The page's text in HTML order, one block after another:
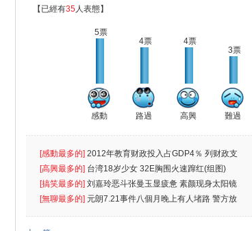
【已經有35人表態】
5票
感動
4票
路過
4票
高興
3票
難過
[感動最多的] 2012年教育财政投入占GDP4％ 列财政支
出首位
[高興最多的] 台湾18岁少女 32E胸围火速蹿红(组图)
[搞笑最多的] 刘嘉玲恶斗张曼玉显疲惫 素颜现身太阳镜
遮
[無聊最多的] 元朗7.21事件八個月晚上有人堵路 警方放
催